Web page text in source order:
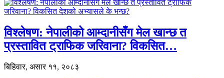
विश्लेषण: नेपालीको आम्दानीसँग मेल खान्छ त
प्रस्तावित ट्राफिक जरिवाना? विकसित…
बिहिवार, असार ११, २०८३